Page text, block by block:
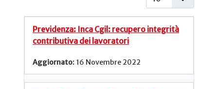
Previdenza: Inca Cgil: recupero integrità
contributiva dei lavoratori
16 Novembre 2022